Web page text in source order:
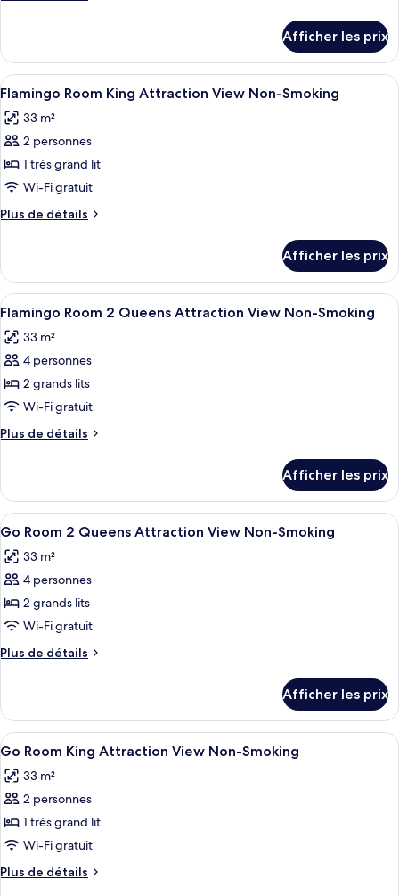
de
Flamingo
Room,
2
Queen
Beds,
Garden
View
Non
Smoking
Flamingo
Room,
2
Beds,
Garden
Non
Smoking
Afficher les prix
Afficher
toutes
les
photos
pour
ce
type
de
Flamingo
Room
King
Attraction
View
Non-
Smoking
Une chambre d’hôtel avec un grand
5
Flamingo Room King Attraction View Non-Smoking
33 m²
2 personnes
1 très grand lit
Wi-Fi gratuit
Plus de détails
Plus
Flamingo
Room
King
Attraction
View
Non-
Afficher les prix
Afficher
toutes
les
photos
pour
ce
type
de
Flamingo
Room
2
Queens
Attraction
View
Non-
Smoking
Une chambre d’hôtel avec deux lits,
5
Flamingo Room 2 Queens Attraction View Non-Smoking
33 m²
4 personnes
2 grands lits
Wi-Fi gratuit
Plus de détails
Plus
Flamingo
Room
2
Attraction
View
Smoking
Afficher les prix
Afficher
toutes
les
photos
pour
ce
type
de
Go
Room
2
Queens
Attraction
View
Non-
Smoking
Une chambre d’hôtel avec un
4
Go Room 2 Queens Attraction View Non-Smoking
33 m²
4 personnes
2 grands lits
Wi-Fi gratuit
Plus de détails
Plus
Go
Room
2
Attraction
View
Smoking
Afficher les prix
Afficher
toutes
les
photos
pour
ce
type
de
Une chambre d’hôtel avec un grand
4
Go Room King Attraction View Non-Smoking
33 m²
2 personnes
1 très grand lit
Wi-Fi gratuit
Plus de détails
Plus